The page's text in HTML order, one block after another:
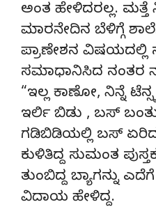
ಅಂತ ಹೇಳಿದರಲ್ಲ. ಮತ್ತೆ
ಮಾರನೇದಿನ ಬೆಳಿಗ್ಗೆ
ಪ್ರಾಣೇಶನ ವಿಷಯದಲ್ಲಿ
ಸಮಾಧಾನಿಸಿದ ನಂತರ
“ಇಲ್ಲ ಕಾಣೋ, ನಿನ್ನೆ
ಇರ್ಲಿ ಬಿಡು , ಬಸ್
ಗಡಿಬಿಡಿಯಲ್ಲಿ ಬಸ್ ಏರಿದ
ಕುಳಿತಿದ್ದ ಸುಮಂತ
ತುಂಬಿದ್ದ ಬ್ಯಾಗನ್ನು
ವಿದಾಯ ಹೇಳಿದ್ದ.